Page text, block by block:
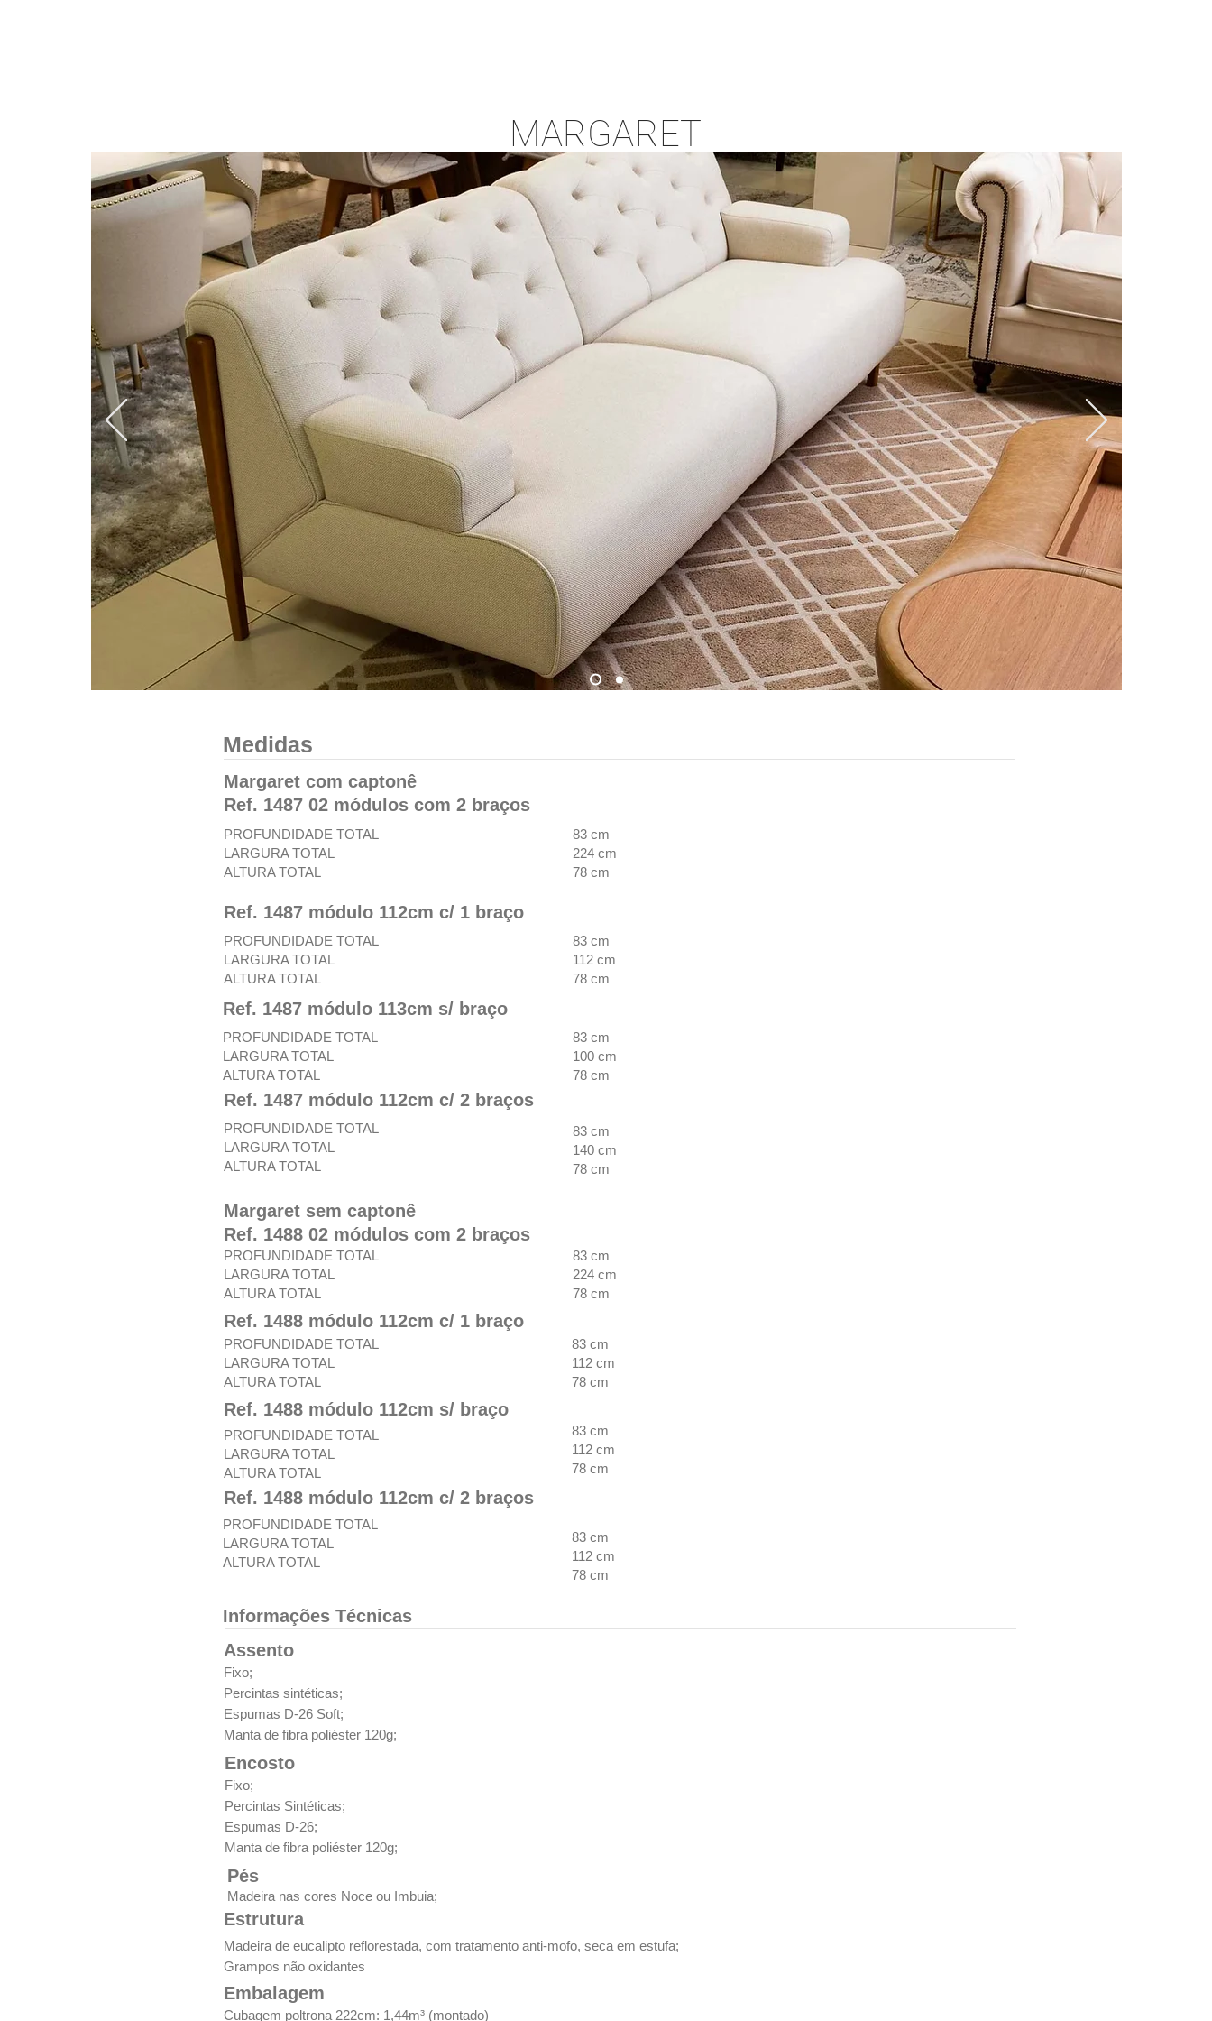
MARGARET
Medidas
Margaret com captonê
Ref. 1487 02 módulos com 2 braços
PROFUNDIDADE TOTAL
LARGURA TOTAL
ALTURA TOTAL
83 cm
224 cm
78 cm
Ref. 1487 módulo 112cm c/ 1 braço
PROFUNDIDADE TOTAL
LARGURA TOTAL
ALTURA TOTAL
83 cm
112 cm
78 cm
Ref. 1487 módulo 113cm s/ braço
PROFUNDIDADE TOTAL
LARGURA TOTAL
ALTURA TOTAL
83 cm
100 cm
78 cm
Ref. 1487 módulo 112cm c/ 2 braços
PROFUNDIDADE TOTAL
LARGURA TOTAL
ALTURA TOTAL
83 cm
140 cm
78 cm
Margaret sem captonê
Ref. 1488 02 módulos com 2 braços
PROFUNDIDADE TOTAL
LARGURA TOTAL
ALTURA TOTAL
83 cm
224 cm
78 cm
Ref. 1488 módulo 112cm c/ 1 braço
PROFUNDIDADE TOTAL
LARGURA TOTAL
ALTURA TOTAL
83 cm
112 cm
78 cm
Ref. 1488 módulo 112cm s/ braço
PROFUNDIDADE TOTAL
LARGURA TOTAL
ALTURA TOTAL
83 cm
112 cm
78 cm
Ref. 1488 módulo 112cm c/ 2 braços
PROFUNDIDADE TOTAL
LARGURA TOTAL
ALTURA TOTAL
83 cm
112 cm
78 cm
Informações Técnicas
Assento
Fixo;
Percintas sintéticas;
Espumas D-26 Soft;
Manta de fibra poliéster 120g;
Encosto
Fixo;
Percintas Sintéticas;
Espumas D-26;
Manta de fibra poliéster 120g;
Pés
Madeira nas cores Noce ou Imbuia;
Estrutura
Madeira de eucalipto reflorestada, com tratamento anti-mofo, seca em estufa;
Grampos não oxidantes
Embalagem
Cubagem poltrona 222cm: 1,44m³ (montado)